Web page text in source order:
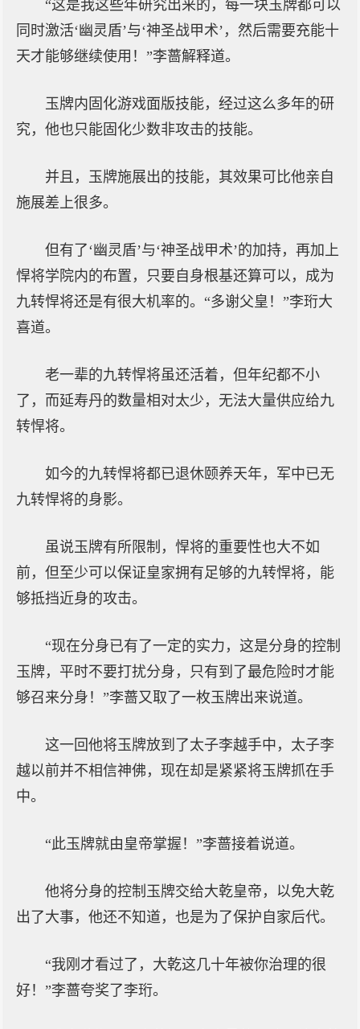
“这是我这些年研究出来的，每一块玉牌都可以
同时激活‘幽灵盾’与‘神圣战甲术’，然后需要充能十
天才能够继续使用！”李蔷解释道。
玉牌内固化游戏面版技能，经过这么多年的研
究，他也只能固化少数非攻击的技能。
并且，玉牌施展出的技能，其效果可比他亲自
施展差上很多。
但有了‘幽灵盾’与‘神圣战甲术’的加持，再加上
悍将学院内的布置，只要自身根基还算可以，成为
九转悍将还是有很大机率的。“多谢父皇！”李珩大
喜道。
老一辈的九转悍将虽还活着，但年纪都不小
了，而延寿丹的数量相对太少，无法大量供应给九
转悍将。
如今的九转悍将都已退休颐养天年，军中已无
九转悍将的身影。
虽说玉牌有所限制，悍将的重要性也大不如
前，但至少可以保证皇家拥有足够的九转悍将，能
够抵挡近身的攻击。
“现在分身已有了一定的实力，这是分身的控制
玉牌，平时不要打扰分身，只有到了最危险时才能
够召来分身！”李蔷又取了一枚玉牌出来说道。
这一回他将玉牌放到了太子李越手中，太子李
越以前并不相信神佛，现在却是紧紧将玉牌抓在手
中。
“此玉牌就由皇帝掌握！”李蔷接着说道。
他将分身的控制玉牌交给大乾皇帝，以免大乾
出了大事，他还不知道，也是为了保护自家后代。
“我刚才看过了，大乾这几十年被你治理的很
好！”李蔷夸奖了李珩。